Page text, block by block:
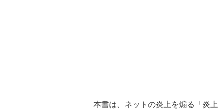
本書は、ネットの炎上を煽る「炎